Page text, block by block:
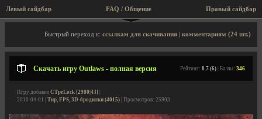
Левый сайдбар Правый сайдбар
FAQ / Общение
Описание игры, скриншоты, видео
Быстрый переход к: ссылкам для скачивания комментариям (24 шт.)
Скачать игру Outlaws - полная версия Рейтинг: 8.7 (6) | Баллы: 346
Игру добавил CTpeLock [2980|43]
2010-04-01 | Тир, FPS, 3D-бродилки (4015) | Просмотров: 25903